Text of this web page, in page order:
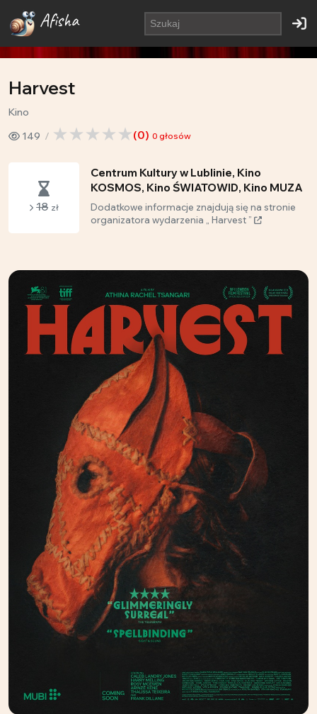
Afisha
Harvest
Kino
149
(0) 0 głosów
18 zł
Centrum Kultury w Lublinie, Kino
KOSMOS, Kino ŚWIATOWID, Kino MUZA
Dodatkowe informacje znajdują się na stronie
organizatora wydarzenia „ Harvest ”